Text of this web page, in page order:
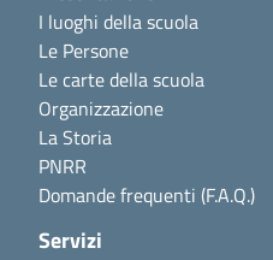
I luoghi della scuola
Le Persone
Le carte della scuola
Organizzazione
La Storia
PNRR
Domande frequenti (F.A.Q.)
Servizi